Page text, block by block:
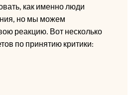
как именно люди
но мы можем
реакцию. Вот несколько
по принятию критики: